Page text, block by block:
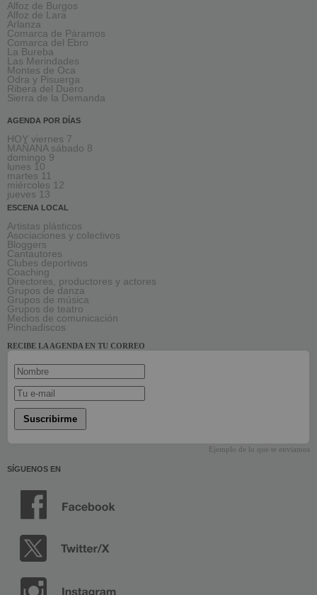
Alfoz de Burgos
Alfoz de Lara
Arlanza
Comarca de Páramos
Comarca del Ebro
La Bureba
Las Merindades
Montes de Oca
Odra y Pisuerga
Ribera del Duero
Sierra de la Demanda
AGENDA POR DÍAS
HOY viernes 7
MAÑANA sábado 8
domingo 9
lunes 10
martes 11
miércoles 12
jueves 13
ESCENA LOCAL
Artistas plásticos
Asociaciones y colectivos
Bloggers
Cantautores
Clubes deportivos
Coaching
Directores, productores y actores
Grupos de danza
Grupos de música
Grupos de teatro
Medios de comunicación
Pinchadiscos
RECIBE LA AGENDA EN TU CORREO
Suscribirme
Ejemplo de lo que te enviamos
SÍGUENOS EN